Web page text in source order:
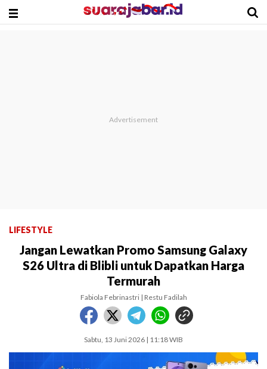
LIFESTYLE
Jangan Lewatkan Promo Samsung Galaxy
S26 Ultra di Blibli untuk Dapatkan Harga
Termurah
Fabiola Febrinastri | Restu Fadilah
Sabtu, 13 Juni 2026 | 11:18 WIB